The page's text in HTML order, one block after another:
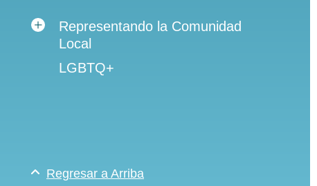
Representando la Comunidad
Local
LGBTQ+
Regresar a Arriba